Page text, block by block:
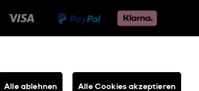
Alle ablehnen Alle Cookies akzeptieren